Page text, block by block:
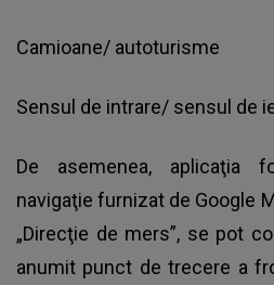
Camioane/ autoturisme
Sensul de intrare/ sensul de
De asemenea, aplicaţia
navigaţie furnizat de Google
„Direcţie de mers”, se pot
anumit punct de trecere a